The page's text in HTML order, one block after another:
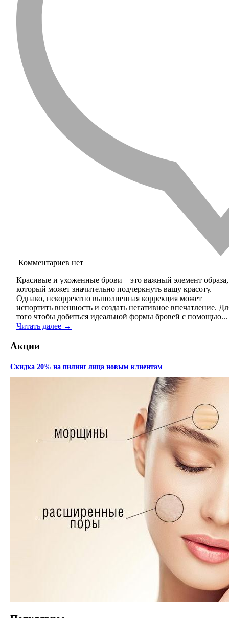
Комментариев нет
Красивые и ухоженные брови – это важный элемент образа,
который может значительно подчеркнуть вашу красоту.
Однако, некорректно выполненная коррекция может
испортить внешность и создать негативное впечатление.
того чтобы добиться идеальной формы бровей с помощью...
Читать далее →
Акции
Скидка 20% на пилинг лица новым клиентам